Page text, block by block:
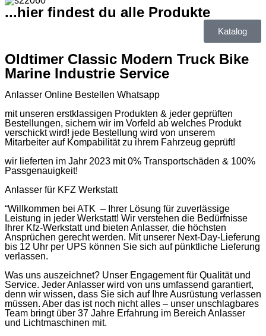
...hier findest du alle Produkte
Katalog
Oldtimer Classic Modern Truck Bike
Marine Industrie Service
Anlasser Online Bestellen Whatsapp
mit unseren erstklassigen Produkten & jeder geprüften
Bestellungen, sichern wir im Vorfeld ab welches Produkt
verschickt wird! jede Bestellung wird von unserem
Mitarbeiter auf Kompabilität zu ihrem Fahrzeug geprüft!
wir lieferten im Jahr 2023 mit 0% Transportschäden & 100%
Passgenauigkeit!
Anlasser für KFZ Werkstatt
“Willkommen bei ATK – Ihrer Lösung für zuverlässige
Leistung in jeder Werkstatt! Wir verstehen die Bedürfnisse
Ihrer Kfz-Werkstatt und bieten Anlasser, die höchsten
Ansprüchen gerecht werden. Mit unserer Next-Day-Lieferung
bis 12 Uhr per UPS können Sie sich auf pünktliche Lieferung
verlassen.
Was uns auszeichnet? Unser Engagement für Qualität und
Service. Jeder Anlasser wird von uns umfassend garantiert,
denn wir wissen, dass Sie sich auf Ihre Ausrüstung verlassen
müssen. Aber das ist noch nicht alles – unser unschlagbares
Team bringt über 37 Jahre Erfahrung im Bereich Anlasser
und Lichtmaschinen mit.